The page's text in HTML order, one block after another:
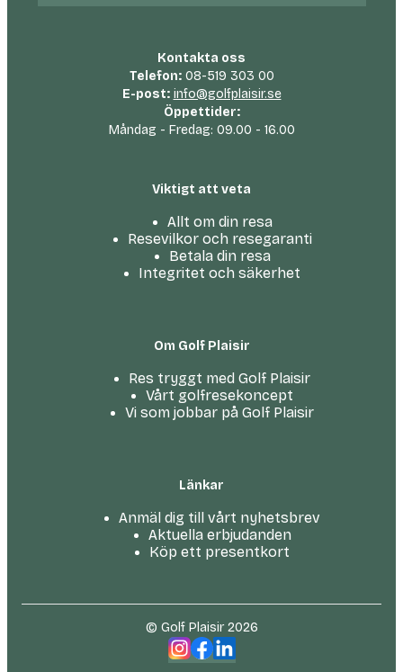
Kontakta oss
Telefon:08-519 303 00
E-post: info@golfplaisir.se
Öppettider:
Måndag - Fredag: 09.00 - 16.00
Viktigt att veta
Allt om din resa
Resevilkor och resegaranti
Betala din resa
Integritet och säkerhet
Om Golf Plaisir
Res tryggt med Golf Plaisir
Vårt golfresekoncept
Vi som jobbar på Golf Plaisir
Länkar
Anmäl dig till vårt nyhetsbrev
Aktuella erbjudanden
Köp ett presentkort
© Golf Plaisir 2026